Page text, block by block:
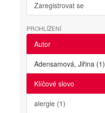
Zaregistrovat se
PROHLÍŽENÍ
Autor
Adensamová, Jiřina (1)
Klíčové slovo
alergie (1)